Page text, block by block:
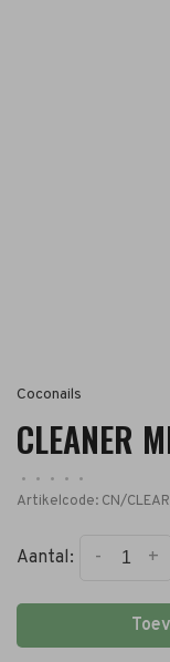
Coconails
CLEANER
• • • •
•
Artikelcode: CN/
Aantal: +
-